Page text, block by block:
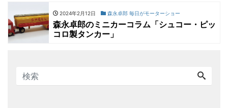
2024年2月12日 森永卓郎 毎日がモーターショー
森永卓郎のミニカーコラム「シュコー・ピッ
コロ製タンカー」